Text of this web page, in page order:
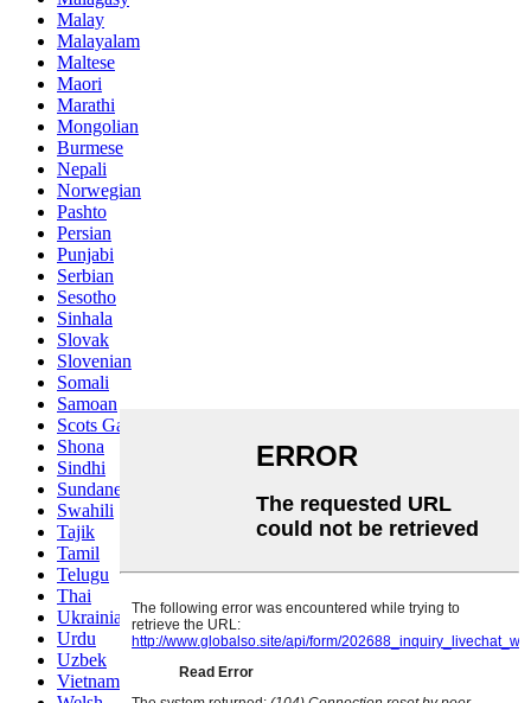
Malay
Malayalam
Maltese
Maori
Marathi
Mongolian
Burmese
Nepali
Norwegian
Pashto
Persian
Punjabi
Serbian
Sesotho
Sinhala
Slovak
Slovenian
Somali
Samoan
Scots Gaelic
Shona
Sindhi
Sundanese
Swahili
Tajik
Tamil
Telugu
Thai
Ukrainian
Urdu
Uzbek
Vietnamese